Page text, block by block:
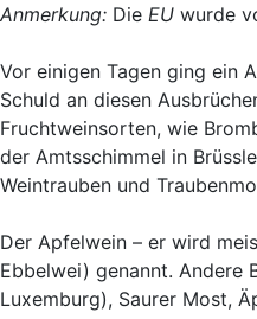
Anmerkung: Die EU wurde
Vor einigen Tagen ging ein
Schuld an diesen
Fruchtweinsorten, wie
der Amtsschimmel in
Weintrauben und
Der Apfelwein – er wird
Ebbelwei) genannt. Andere
Luxemburg), Saurer Most,